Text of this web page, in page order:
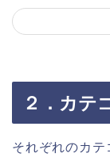
２．カテ
それぞれのカテ